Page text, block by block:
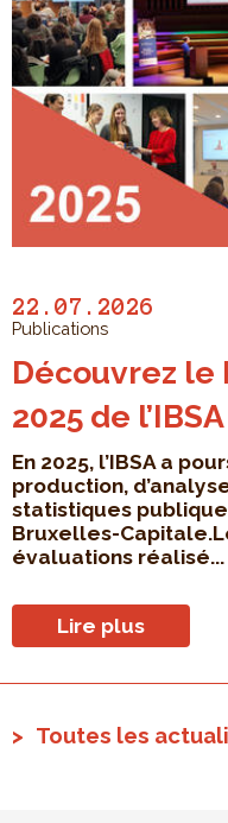
22.07.2026
Publications
Découvrez le
2025 de l’IBSA
En 2025, l’IBSA a
production,
statistiques
Bruxelles-
évaluations réalisé...
Lire plus
Toutes les